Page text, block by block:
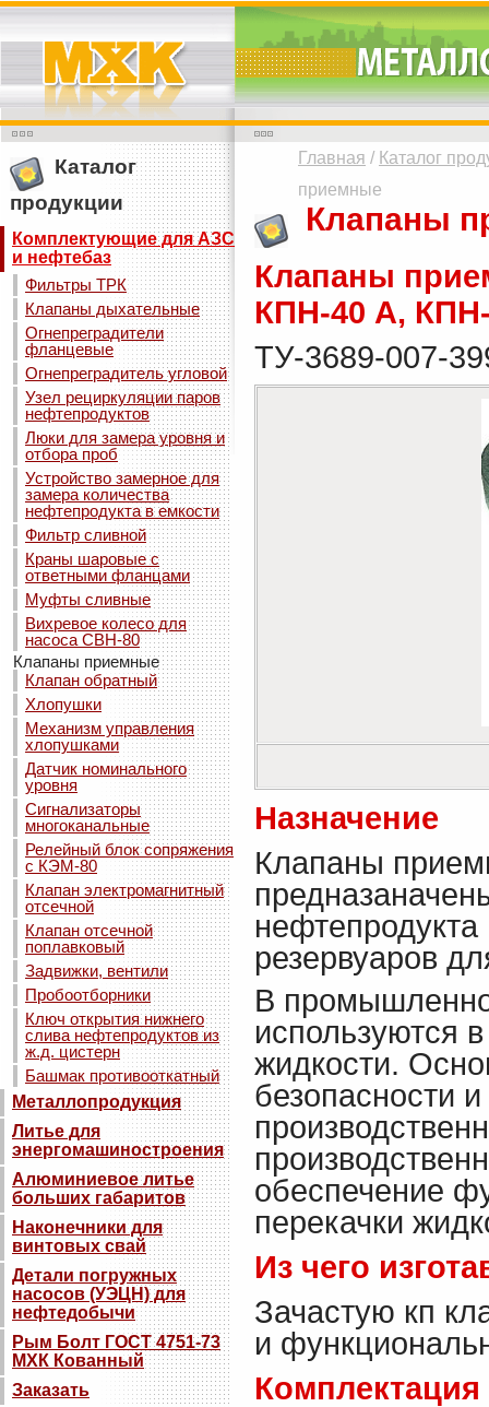
Каталог
продукции
Комплектующие для АЗС
и нефтебаз
Фильтры ТРК
Клапаны дыхательные
Огнепреградители
фланцевые
Огнепреградитель угловой
Узел рециркуляции паров
нефтепродуктов
Люки для замера уровня и
отбора проб
Устройство замерное для
замера количества
нефтепродукта в емкости
Фильтр сливной
Краны шаровые с
ответными фланцами
Муфты сливные
Вихревое колесо для
насоса СВН-80
Клапаны приемные
Клапан обратный
Хлопушки
Механизм управления
хлопушками
Датчик номинального
уровня
Сигнализаторы
многоканальные
Релейный блок сопряжения
с КЭМ-80
Клапан электромагнитный
отсечной
Клапан отсечной
поплавковый
Задвижки, вентили
Пробоотборники
Ключ открытия нижнего
слива нефтепродуктов из
ж.д. цистерн
Башмак противооткатный
Металлопродукция
Литье для
энергомашиностроения
Алюминиевое литье
больших габаритов
Наконечники для
винтовых свай
Детали погружных
насосов (УЭЦН) для
нефтедобычи
Рым Болт ГОСТ 4751-73
МХК Кованный
Заказать
Главная / Каталог
приемные
Клапаны
Клапаны
КПН-40 А,
ТУ-3689-007-
Назначение
Клапаны
резервуаров
В
используются
жидкости.
безопасности
обеспечение
перекачки
Из чего
Зачастую кп
и
Комплектация